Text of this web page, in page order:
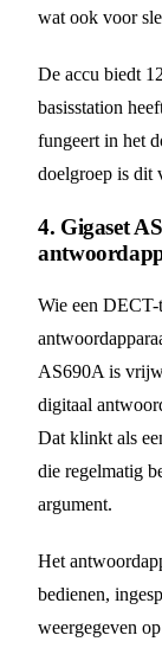
wat ook voor
De accu biedt
basisstation
fungeert in het
doelgroep is dit
4. Gigaset
Wie een
AS690A is
digitaal
Dat klinkt als
die regelmatig
argument.
Het
bedienen,
weergegeven